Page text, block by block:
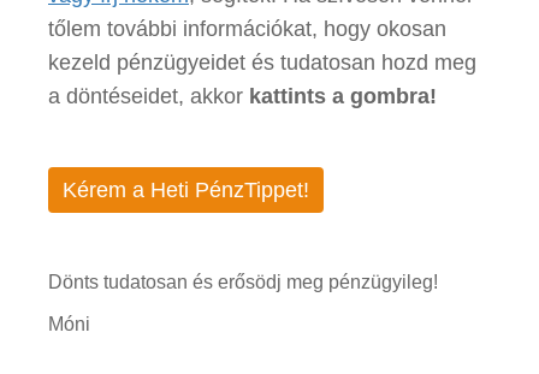
tőlem további információkat, hogy okosan
kezeld pénzügyeidet és tudatosan hozd meg
a döntéseidet, akkor kattints a gombra!
Kérem a Heti PénzTippet!
Dönts tudatosan és erősödj meg pénzügyileg!
Móni